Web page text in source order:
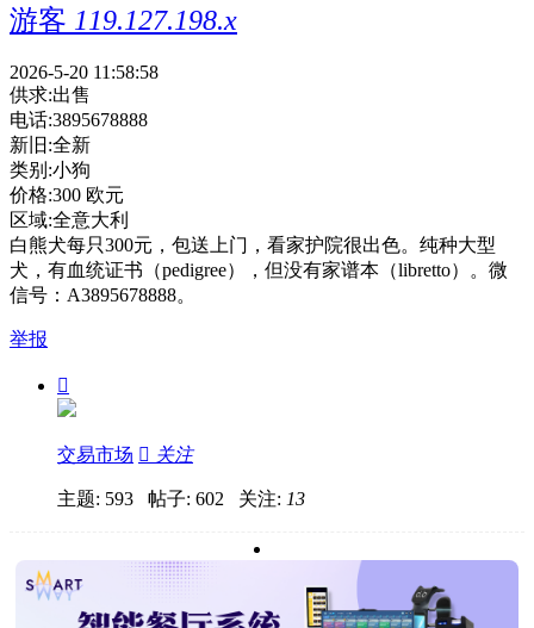
游客 119.127.198.x
2026-5-20 11:58:58
供求:出售
电话:3895678888
新旧:全新
类别:小狗
价格:300 欧元
区域:全意大利
白熊犬每只300元，包送上门，看家护院很出色。纯种大型
犬，有血统证书（pedigree），但没有家谱本（libretto）。微
信号：A3895678888。
举报

交易市场  关注
主题: 593 帖子: 602 关注: 13